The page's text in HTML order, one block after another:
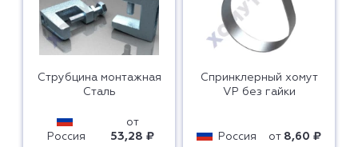
Струбцина монтажная
Сталь
Россия
от
53,28 ₽
Спринклерный хомут
VP без гайки
Россия от 8,60 ₽